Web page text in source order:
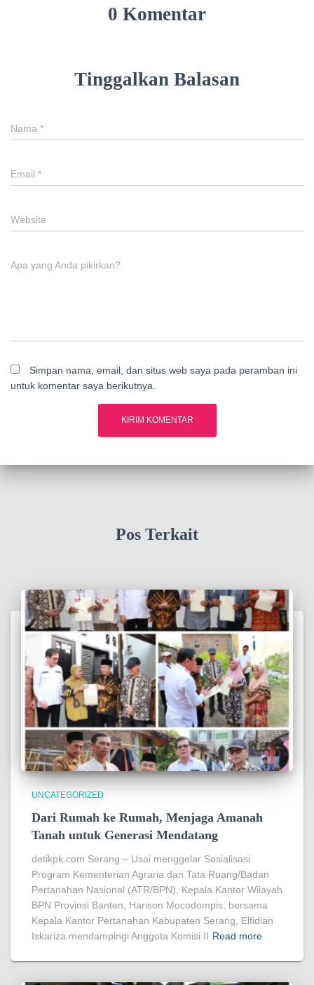
0 Komentar
Tinggalkan Balasan
Nama *
Email *
Website
Apa yang Anda pikirkan?
Simpan nama, email, dan situs web saya pada peramban ini
untuk komentar saya berikutnya.
Pos Terkait
UNCATEGORIZED
Dari Rumah ke Rumah, Menjaga Amanah
Tanah untuk Generasi Mendatang
detikpk.com Serang – Usai menggelar Sosialisasi
Program Kementerian Agraria dan Tata Ruang/Badan
Pertanahan Nasional (ATR/BPN), Kepala Kantor Wilayah
BPN Provinsi Banten, Harison Mocodompis, bersama
Kepala Kantor Pertanahan Kabupaten Serang, Elfidian
Iskariza mendampingi Anggota Komisi II Read more